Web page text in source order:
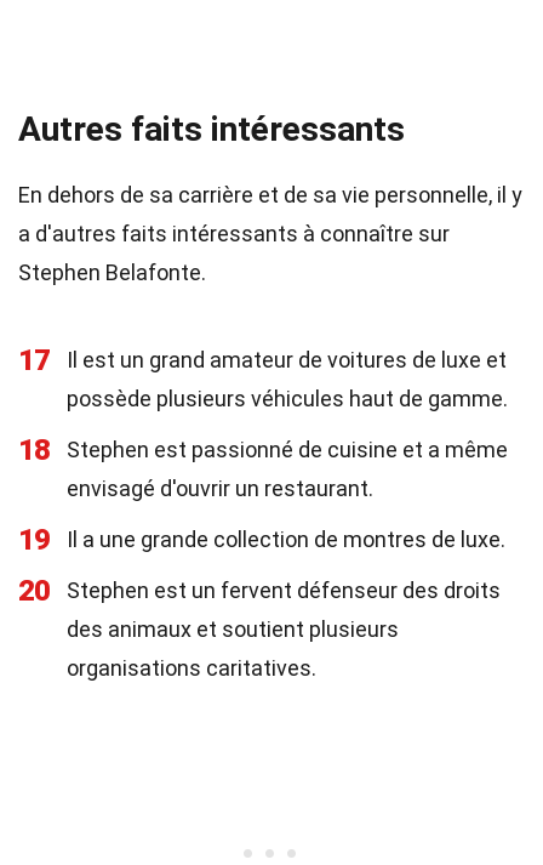
Autres faits intéressants
En dehors de sa carrière et de sa vie personnelle, il y
a d'autres faits intéressants à connaître sur
Stephen Belafonte.
17
Il est un grand amateur de voitures de luxe et
possède plusieurs véhicules haut de gamme.
18
Stephen est passionné de cuisine et a même
envisagé d'ouvrir un restaurant.
19 Il a une grande collection de montres de luxe.
20
Stephen est un fervent défenseur des droits
des animaux et soutient plusieurs
organisations caritatives.